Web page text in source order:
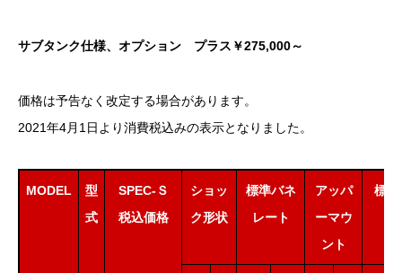
サブタンク仕様、オプション プラス￥275,000～
価格は予告なく改定する場合があります。
2021年4月1日より消費税込みの表示となりました。
MODEL
型
式
SPEC-Ｓ
税込価格
ショッ
ク形状
標準バネ
レート
アッパ
ーマウ
ント
標準